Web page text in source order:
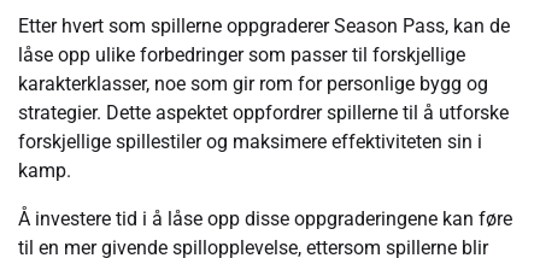
Etter hvert som spillerne oppgraderer Season Pass, kan de
låse opp ulike forbedringer som passer til forskjellige
karakterklasser, noe som gir rom for personlige bygg og
strategier. Dette aspektet oppfordrer spillerne til å utforske
forskjellige spillestiler og maksimere effektiviteten sin i
kamp.
Å investere tid i å låse opp disse oppgraderingene kan føre
til en mer givende spillopplevelse, ettersom spillerne blir